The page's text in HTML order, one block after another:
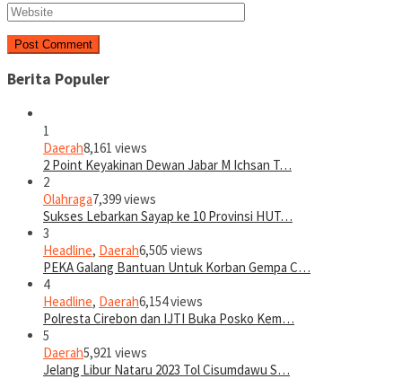
Berita Populer
1
Daerah8,161 views
2 Point Keyakinan Dewan Jabar M Ichsan T…
2
Olahraga7,399 views
Sukses Lebarkan Sayap ke 10 Provinsi HUT…
3
Headline, Daerah6,505 views
PEKA Galang Bantuan Untuk Korban Gempa C…
4
Headline, Daerah6,154 views
Polresta Cirebon dan IJTI Buka Posko Kem…
5
Daerah5,921 views
Jelang Libur Nataru 2023 Tol Cisumdawu S…